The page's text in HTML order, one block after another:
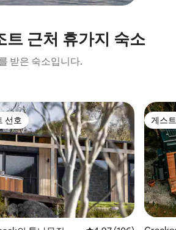
트 근처 휴가지 숙소
받은 숙소입니다.
트 선호
선호 게스
게스